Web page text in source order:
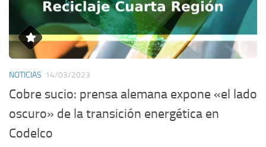
NOTICIAS 14/03/2023
Cobre sucio: prensa alemana expone «el lado
oscuro» de la transición energética en
Codelco